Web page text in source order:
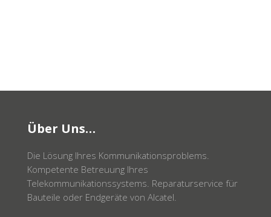
Über Uns…
Die Lösung Ihres Kommunikationsproblems.
Kompetente Betreuung Ihres
Telekommunikationssystems. Reparaturservice für
Bauteile oder Endgeräte von Alcatel.